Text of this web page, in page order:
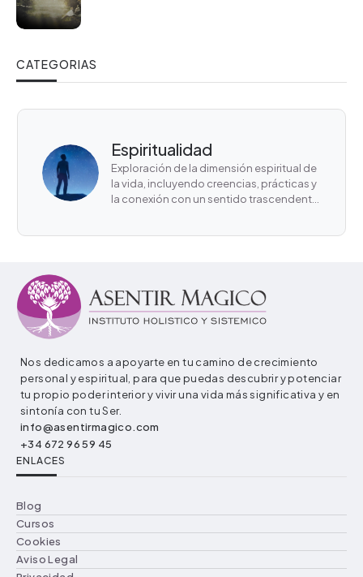
CATEGORIAS
Espiritualidad
Exploración de la dimensión espiritual de
la vida, incluyendo creencias, prácticas y
la conexión con un sentido trascendental
Nos dedicamos a apoyarte en tu camino de crecimiento
personal y espiritual, para que puedas descubrir y potenciar
tu propio poder interior y vivir una vida más significativa y en
sintonía con tu Ser.
info@asentirmagico.com
+34 672 96 59 45
ENLACES
Blog
Cursos
Cookies
Aviso Legal